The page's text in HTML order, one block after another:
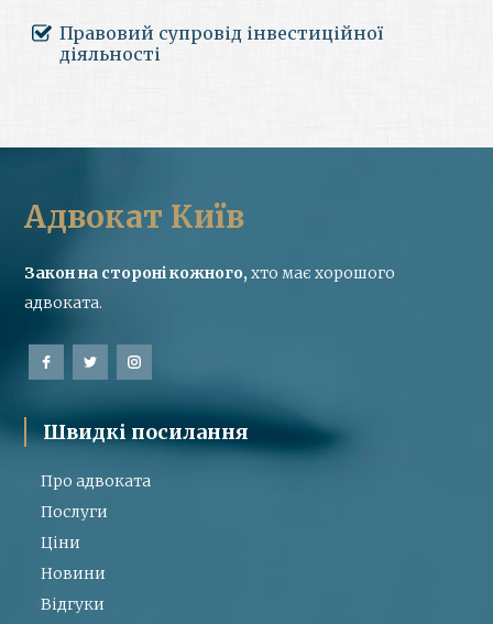
Правовий супровід інвестиційної
діяльності
Адвокат Київ
Закон на стороні кожного, хто має хорошого
адвоката.
Швидкі посилання
Про адвоката
Послуги
Ціни
Новини
Відгуки